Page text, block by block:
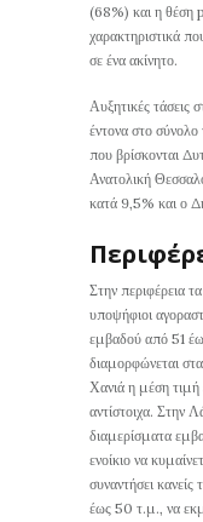
(68%) και η θέση
χαρακτηριστικά
σε ένα ακίνητο.
Αυξητικές τάσεις
έντονα στο
που βρίσκονται
Ανατολική
κατά 9,5% και ο
Στην περιφέρεια
υποψήφιοι
εμβαδού από 51
διαμορφώνεται
Χανιά η μέση τιμή
αντίστοιχα. Στην
διαμερίσματα
ενοίκιο να
συναντήσει κανείς
έως 50 τ.μ., να